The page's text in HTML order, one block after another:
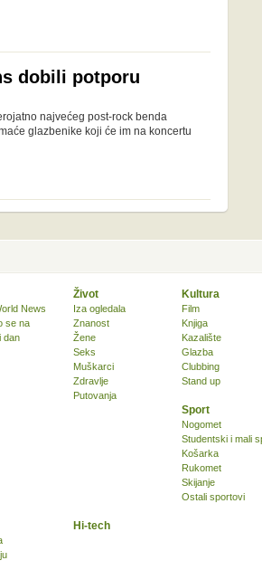
dobili potporu
najvećeg post-rock benda
glazbenike koji će im na koncertu
News
se na
dan
Život
Iza ogledala
Znanost
Žene
Seks
Muškarci
Zdravlje
Putovanja
Kultura
Film
Knjiga
Kazalište
Glazba
Clubbing
Stand up
Sport
Nogomet
Studentski i mali
Košarka
Rukomet
Skijanje
Ostali sportovi
Hi-tech